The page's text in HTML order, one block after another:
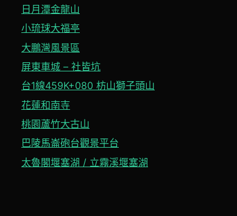
日月潭金龍山
小琉球大福亭
大鵬灣風景區
屏東車城 – 社皆坑
台1線459K+080 枋山獅子頭山
花蓮和南寺
桃園蘆竹大古山
巴陵馬崙砲台觀景平台
太魯閣堰塞湖 / 立霧溪堰塞湖